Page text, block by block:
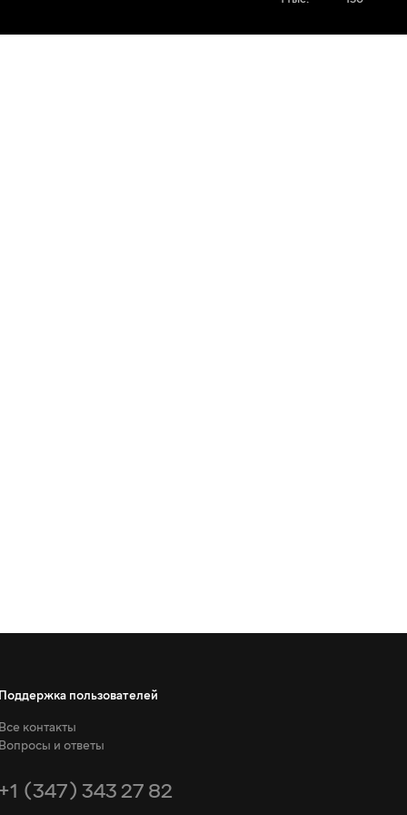
Поддержка пользователей
Все контакты
Вопросы и ответы
+1 (347) 343 27 82